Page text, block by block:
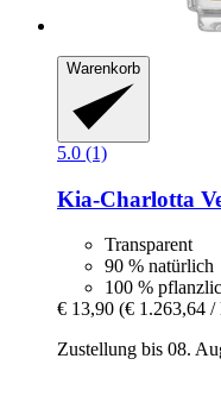
Warenkorb
5.0 (1)
Kia-Charlotta
Transparent
90 % natürlich
100 %
€ 13,90 (€ 1.263,64 /
Zustellung bis 08.